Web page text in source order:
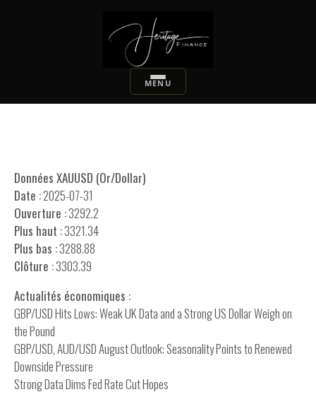
Données XAUUSD (Or/Dollar)
Date :2025-07-31
Ouverture :3292.2
Plus haut :3321.34
Plus bas :3288.88
Clôture :3303.39
Actualités économiques :
GBP/USD Hits Lows: Weak UK Data and a Strong US Dollar Weigh on
the Pound
GBP/USD, AUD/USD August Outlook: Seasonality Points to Renewed
Downside Pressure
Strong Data Dims Fed Rate Cut Hopes